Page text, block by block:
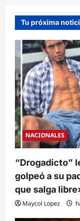
Tu próxima
NACIONALES
“Drogadicto”
golpeó a su
que salga
Maycol Lopez